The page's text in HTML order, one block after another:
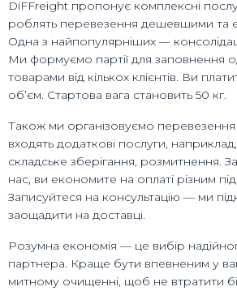
DiFFreight пропонує комплексні
роблять перевезення дешевшими та
Одна з найпопулярніших —
Ми формуємо партії для заповнення
товарами від кількох клієнтів. Ви
об’єм. Стартова вага становить 50 кг.
Також ми організовуємо перевезення
входять додаткові послуги, наприклад,
складське зберігання, розмитнення.
нас, ви економите на оплаті різним
Записуйтеся на консультацію — ми
заощадити на доставці.
Розумна економія — це вибір
партнера. Краще бути впевненим у
митному очищенні, щоб не втратити